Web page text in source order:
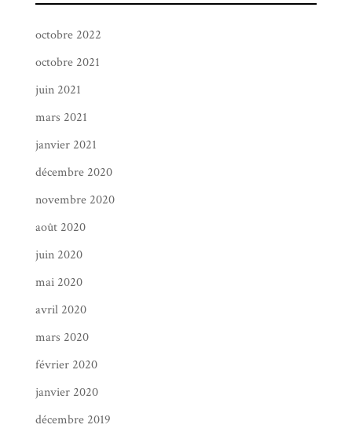
octobre 2022
octobre 2021
juin 2021
mars 2021
janvier 2021
décembre 2020
novembre 2020
août 2020
juin 2020
mai 2020
avril 2020
mars 2020
février 2020
janvier 2020
décembre 2019